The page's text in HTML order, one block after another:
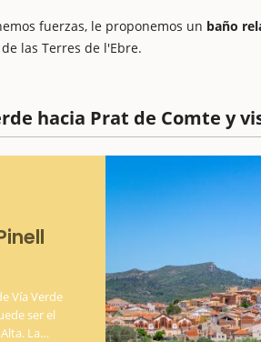
fuerzas, le proponemos un baño
las Terres de l'Ebre.
hacia Prat de Comte y
Vía Verde
ser el
La